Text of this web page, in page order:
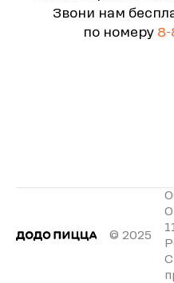
Звони нам
по номеру
© 2025